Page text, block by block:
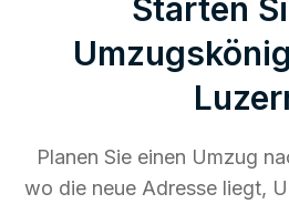
Starten
Planen Sie einen Umzug
wo die neue Adresse liegt,